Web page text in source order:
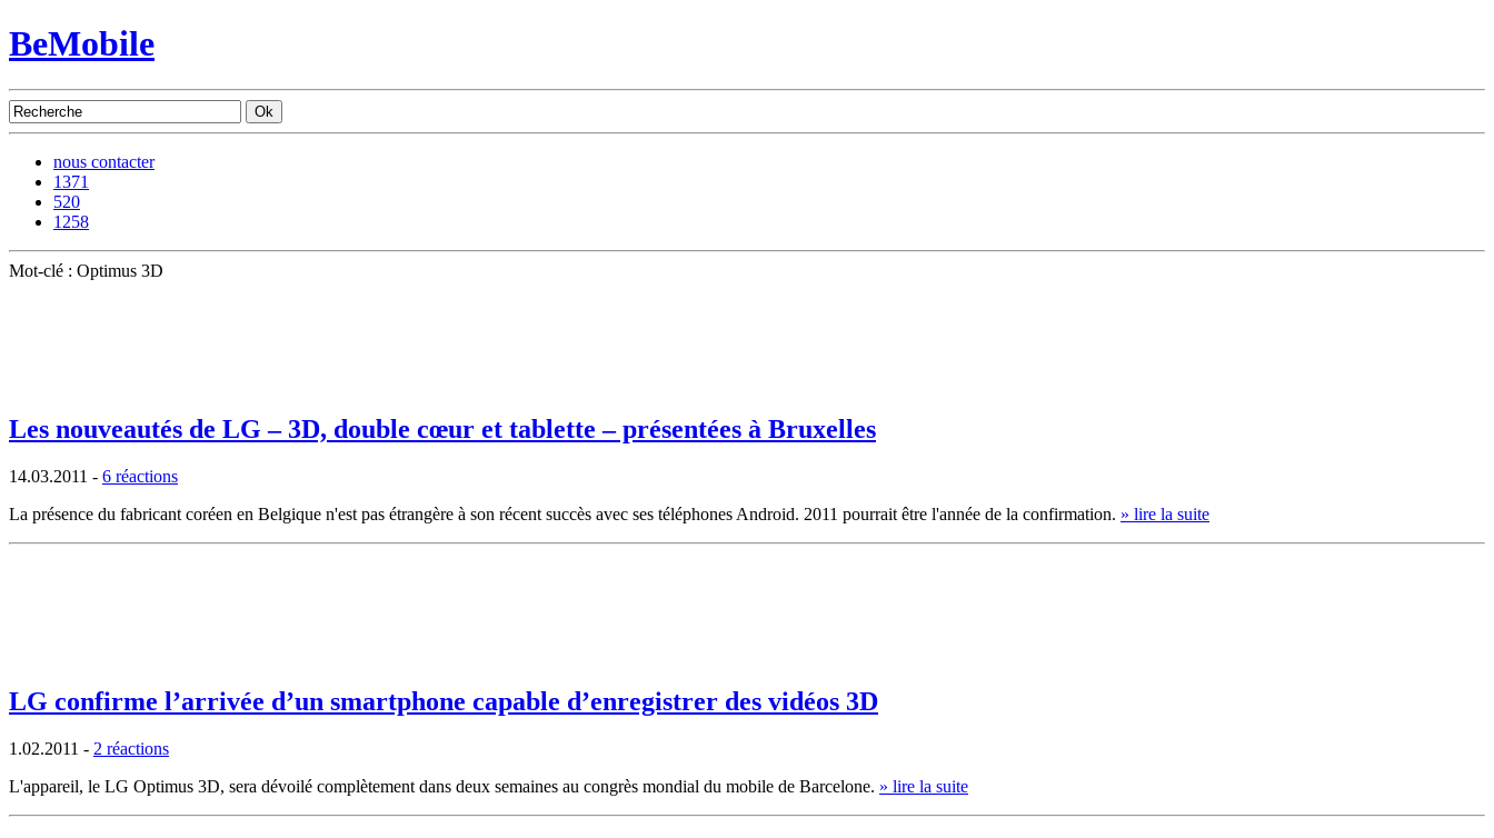
BeMobile
nous contacter
1371
520
1258
Mot-clé : Optimus 3D
Les nouveautés de LG – 3D, double cœur et tablette – présentées à Bruxelles
14.03.2011 - 6 réactions
La présence du fabricant coréen en Belgique n'est pas étrangère à son récent succès avec ses téléphones Android. 2011 pourrait être l'année de la confirmation. » lire la suite
LG confirme l’arrivée d’un smartphone capable d’enregistrer des vidéos 3D
1.02.2011 - 2 réactions
L'appareil, le LG Optimus 3D, sera dévoilé complètement dans deux semaines au congrès mondial du mobile de Barcelone. » lire la suite